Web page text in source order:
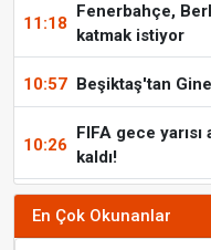
11:18
Fenerbahçe,
katmak istiyor
10:57 Beşiktaş'tan
10:26
FIFA gece
kaldı!
En Çok Okunanlar